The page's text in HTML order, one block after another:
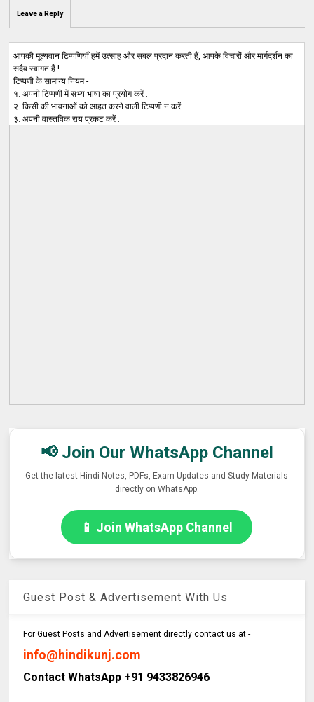
Leave a Reply
आपकी मूल्यवान टिप्पणियाँ हमें उत्साह और सबल प्रदान करती हैं, आपके विचारों और मार्गदर्शन का
सदैव स्वागत है !
टिप्पणी के सामान्य नियम -
१. अपनी टिप्पणी में सभ्य भाषा का प्रयोग करें .
२. किसी की भावनाओं को आहत करने वाली टिप्पणी न करें .
३. अपनी वास्तविक राय प्रकट करें .
📢 Join Our WhatsApp Channel
Get the latest Hindi Notes, PDFs, Exam Updates and Study Materials
directly on WhatsApp.
📱 Join WhatsApp Channel
Guest Post & Advertisement With Us
For Guest Posts and Advertisement directly contact us at -
info@hindikunj.com
Contact WhatsApp +91 9433826946